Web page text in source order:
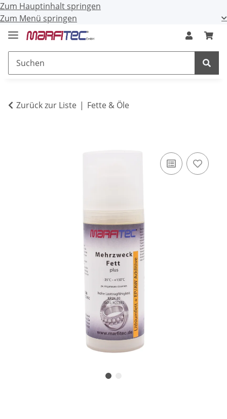
Zum Hauptinhalt springen
Zum Menü springen
Zurück zur Liste Fette & Öle